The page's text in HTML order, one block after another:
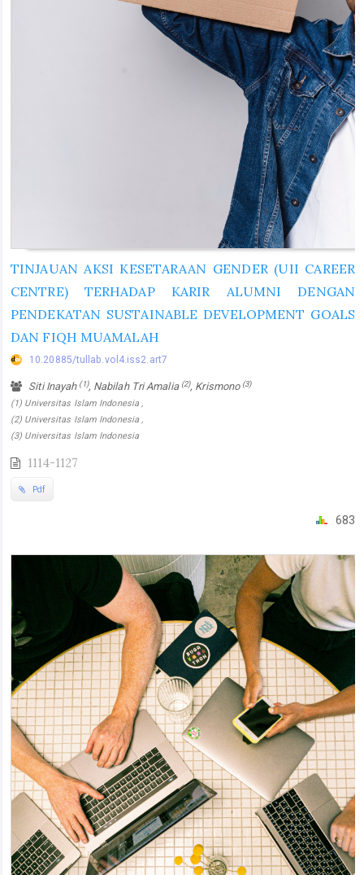
TINJAUAN AKSI KESETARAAN GENDER (UII CAREER
CENTRE) TERHADAP KARIR ALUMNI DENGAN
PENDEKATAN SUSTAINABLE DEVELOPMENT GOALS
DAN FIQH MUAMALAH
10.20885/tullab.vol4.iss2.art7
Siti Inayah (1), Nabilah Tri Amalia (2), Krismono (3)
(1) Universitas Islam Indonesia ,
(2) Universitas Islam Indonesia ,
(3) Universitas Islam Indonesia
1114-1127
Pdf
683